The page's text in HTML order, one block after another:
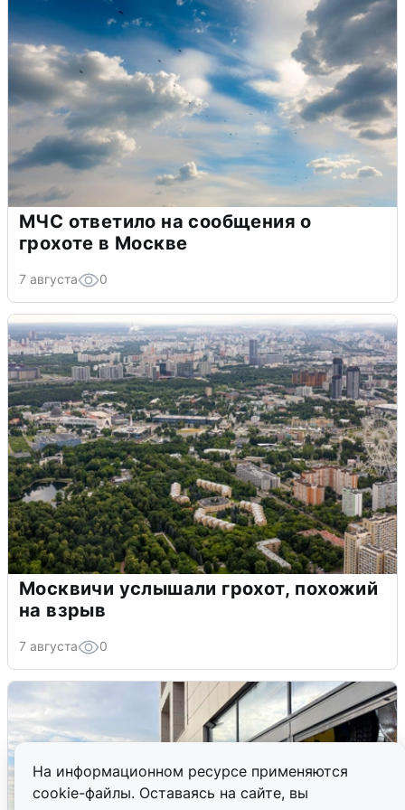
На информационном ресурсе применяются
cookie-файлы. Оставаясь на сайте, вы
МЧС ответило на сообщения о
грохоте в Москве
7 августа 0
Москвичи услышали грохот, похожий
на взрыв
7 августа 0